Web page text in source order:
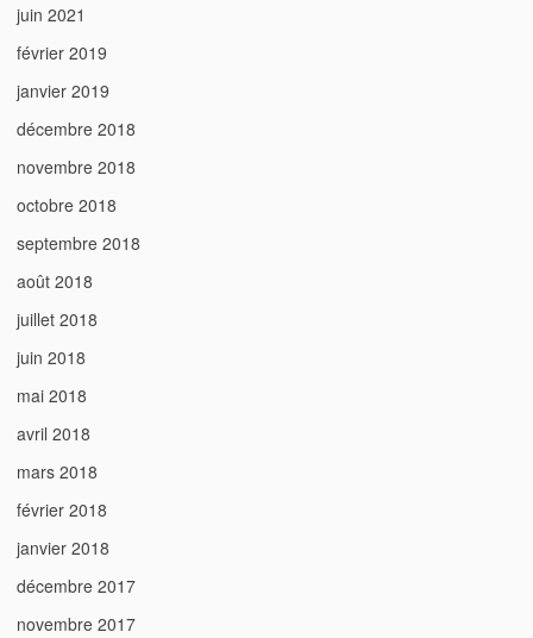
juin 2021
février 2019
janvier 2019
décembre 2018
novembre 2018
octobre 2018
septembre 2018
août 2018
juillet 2018
juin 2018
mai 2018
avril 2018
mars 2018
février 2018
janvier 2018
décembre 2017
novembre 2017